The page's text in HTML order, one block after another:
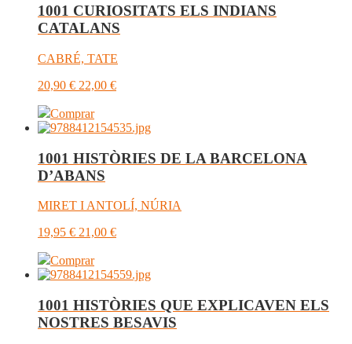
1001 CURIOSITATS ELS INDIANS
CATALANS
CABRÉ, TATE
20,90 € 22,00 €
Comprar
1001 HISTÒRIES DE LA BARCELONA
D’ABANS
MIRET I ANTOLÍ, NÚRIA
19,95 € 21,00 €
Comprar
1001 HISTÒRIES QUE EXPLICAVEN ELS
NOSTRES BESAVIS